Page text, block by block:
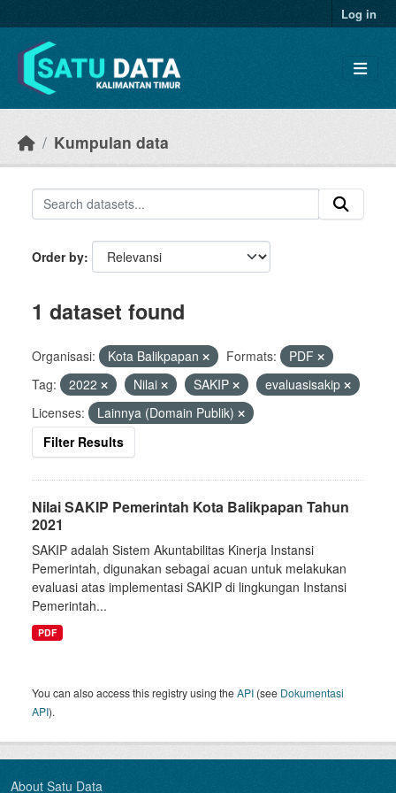
Log in
Kumpulan data
Order by
1 dataset found
Organisasi: Kota Balikpapan Formats:
PDF
Tag:
2022 Nilai SAKIP
evaluasisakip
Licenses:
Lainnya (Domain Publik)
Filter Results
Nilai SAKIP Pemerintah Kota Balikpapan Tahun
2021
SAKIP adalah Sistem Akuntabilitas Kinerja Instansi
Pemerintah, digunakan sebagai acuan untuk melakukan
evaluasi atas implementasi SAKIP di lingkungan Instansi
Pemerintah...
PDF
You can also access this registry using theAPI (see Dokumentasi
API).
About Satu Data